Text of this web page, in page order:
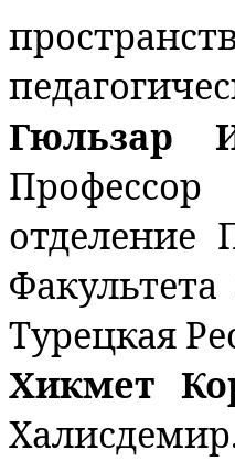
Гюльзар
Турецкая
Хикмет